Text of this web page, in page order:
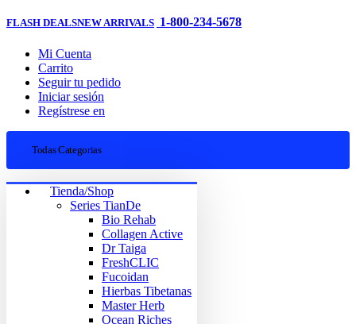
FLASH DEALSNEW ARRIVALS 1-800-234-5678
Mi Cuenta
Carrito
Seguir tu pedido
Iniciar sesión
Regístrese en
Todas Categorias
Tienda/Shop
Series TianDe
Bio Rehab
Collagen Active
Dr Taiga
FreshCLIC
Fucoidan
Hierbas Tibetanas
Master Herb
Ocean Riches